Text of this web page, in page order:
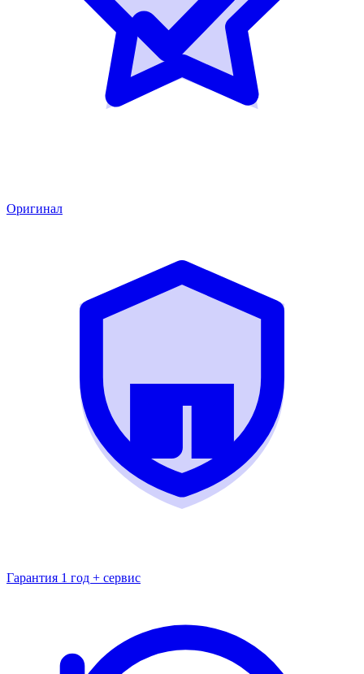
Оригинал
Гарантия 1 год + сервис